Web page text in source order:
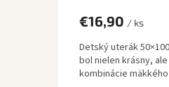
€16,90 / ks
Detský uterák
bol nielen krásny,
kombinácie